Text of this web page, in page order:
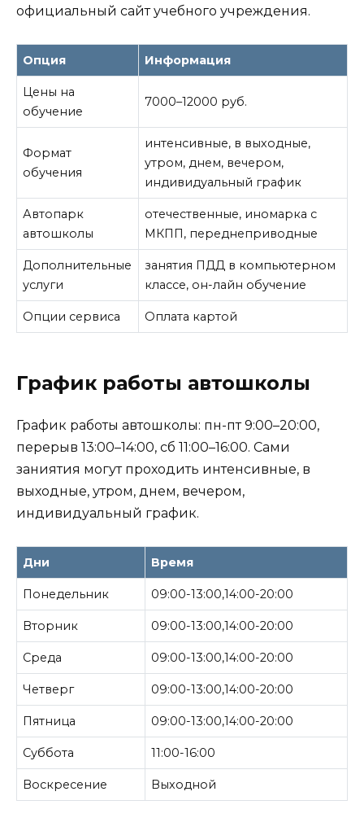
официальный сайт учебного учреждения.
Опция Информация
Цены на
обучение
7000–12000 руб.
Формат
обучения
интенсивные, в выходные,
утром, днем, вечером,
индивидуальный график
Автопарк
автошколы
отечественные, иномарка с
МКПП, переднеприводные
Дополнительные
услуги
занятия ПДД в компьютерном
классе, он-лайн обучение
Опции сервиса Оплата картой
График работы автошколы
График работы автошколы: пн-пт 9:00–20:00,
перерыв 13:00–14:00, сб 11:00–16:00. Сами
заниятия могут проходить интенсивные, в
выходные, утром, днем, вечером,
индивидуальный график.
Дни Время
Понедельник 09:00-13:00,14:00-20:00
Вторник 09:00-13:00,14:00-20:00
Среда 09:00-13:00,14:00-20:00
Четверг 09:00-13:00,14:00-20:00
Пятница 09:00-13:00,14:00-20:00
Суббота 11:00-16:00
Воскресение Выходной